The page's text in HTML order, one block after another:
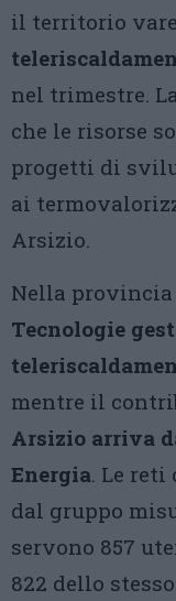
il territorio
nel trimestre.
che le risorse
progetti di
ai
Arsizio.
Nella
Tecnologie
mentre il
Arsizio arriva
Energia. Le
dal gruppo
servono 857
822 dello